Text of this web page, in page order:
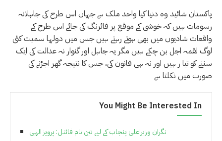
پاکستان شائید وہ دنیا کیا واحد ملک ہے جہاں اس طرح کی جاہلانہ
رسومات ہیں کہ خوشی کے موقع پر فائرنگ کی جائے اس طرح کے
واقعات شادیوں میں بھی ہوتے رہتے ہیں جس میں دولہا سمیت کئی
لوگ لقمہ اجل بن چکے ہیں مگر یہ جاہل اور گنوار نہ عدالت کی ایک
سننے کو تیا ر ہیں اور نہ ہی قانون کی، جس کا نتیجہ گھر اجڑنے کی
صورت میں نکلتا ہے
You Might Be Interested In
نگران وزیراعلیٰ پنجاب کے لیے تین نام فائنل: پرویز الہی